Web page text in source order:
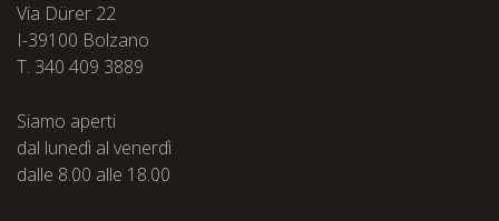
Via Dürer 22
I-39100 Bolzano
T. 340 409 3889
Siamo aperti
dal lunedì al venerdì
dalle 8.00 alle 18.00